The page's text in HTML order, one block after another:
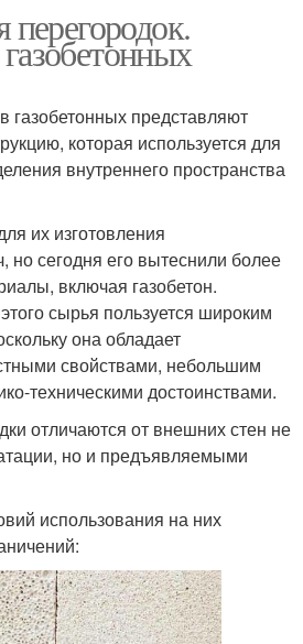
перегородок.
газобетонных представляют
которая используется для
внутреннего пространства
их изготовления
но сегодня его вытеснили более
включая газобетон.
сырья пользуется широким
она обладает
свойствами, небольшим
техническими достоинствами.
отличаются от внешних стен не
но и предъявляемыми
использования на них